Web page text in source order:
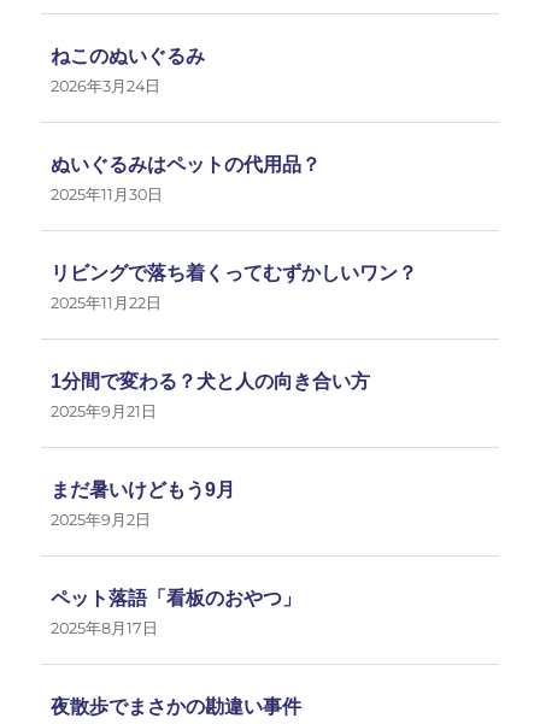
ねこのぬいぐるみ
2026年3月24日
ぬいぐるみはペットの代用品？
2025年11月30日
リビングで落ち着くってむずかしいワン？
2025年11月22日
1分間で変わる？犬と人の向き合い方
2025年9月21日
まだ暑いけどもう9月
2025年9月2日
ペット落語「看板のおやつ」
2025年8月17日
夜散歩でまさかの勘違い事件